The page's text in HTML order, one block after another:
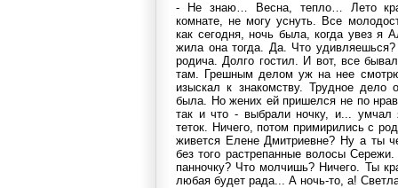
- Не знаю… Весна, тепло… Лето
комнате, не могу уснуть. Все
как сегодня, ночь была, когда увез я
жила она тогда. Да. Что
родича. Долго гостил. И вот, все
там. Грешным делом уж на нее
изыскал к знакомству. Трудное дело
была. Но жених ей пришелся не по
так и что - выбрали ночку, и...
теток. Ничего, потом примирились с
живется Елене Дмитриевне? Ну а ты
без того растрепанные волосы
панночку? Что молчишь? Ничего. Ты
любая будет рада... А ночь-то, а!